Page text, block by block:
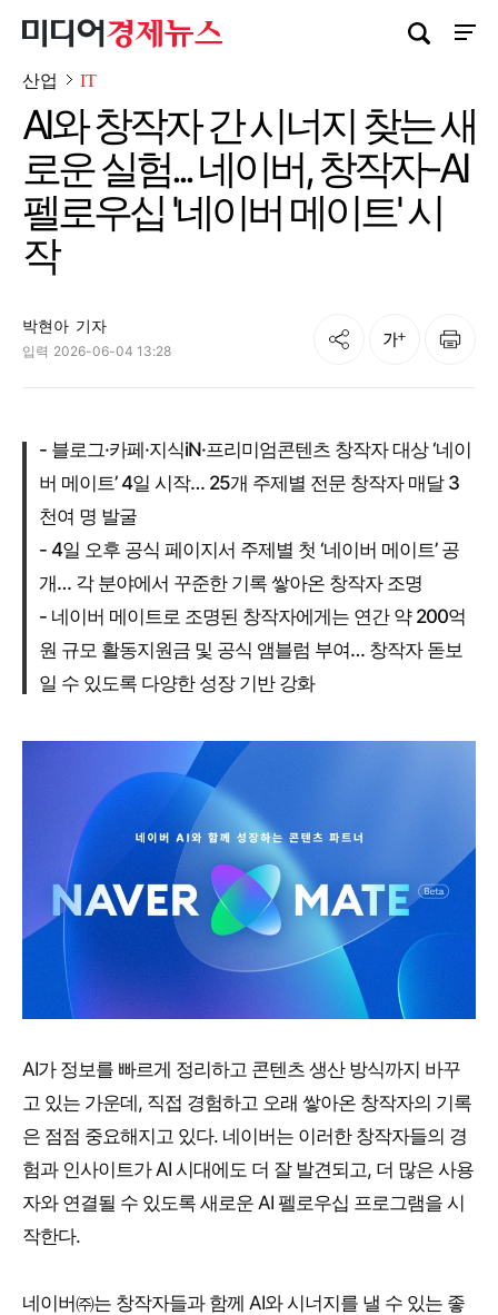
사이
검색창 열기
산업 IT
AI와 창작자 간 시너지 찾는 새
로운 실험... 네이버, 창작자-AI
펠로우십 '네이버 메이트' 시
작
박현아 기자
입력 2026-06-04 13:28
공유 글자크기 인쇄
- 블로그·카페·지식iN·프리미엄콘텐츠 창작자 대상 ‘네이
버 메이트’ 4일 시작… 25개 주제별 전문 창작자 매달 3
천여 명 발굴
- 4일 오후 공식 페이지서 주제별 첫 ‘네이버 메이트’ 공
개… 각 분야에서 꾸준한 기록 쌓아온 창작자 조명
- 네이버 메이트로 조명된 창작자에게는 연간 약 200억
원 규모 활동지원금 및 공식 앰블럼 부여… 창작자 돋보
일 수 있도록 다양한 성장 기반 강화
AI가 정보를 빠르게 정리하고 콘텐츠 생산 방식까지 바꾸
고 있는 가운데, 직접 경험하고 오래 쌓아온 창작자의 기록
은 점점 중요해지고 있다. 네이버는 이러한 창작자들의 경
험과 인사이트가 AI 시대에도 더 잘 발견되고, 더 많은 사용
자와 연결될 수 있도록 새로운 AI 펠로우십 프로그램을 시
작한다.
네이버㈜는 창작자들과 함께 AI와 시너지를 낼 수 있는 좋